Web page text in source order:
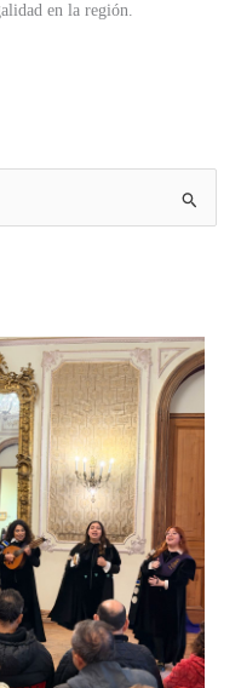
en la región.